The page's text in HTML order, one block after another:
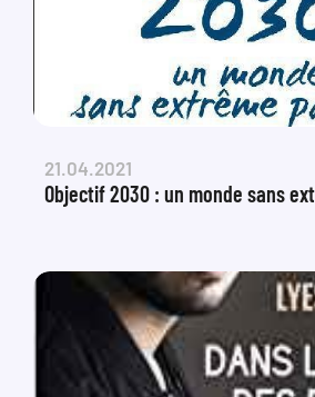
21.04.2021
Objectif 2030 : un monde sans